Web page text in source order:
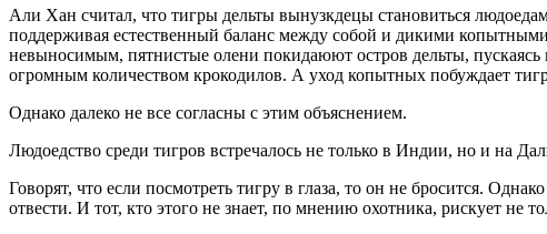
Али Хан считал, что тигры дельты вынузкдецы становиться
поддерживая естественный баланс между собой и дикими
невыносимым, пятнистые олени покидаюют остров дельты,
огромным количеством крокодилов. А уход копытных побуждает
Однако далеко не все согласны с этим объяснением.
Людоедство среди тигров встречалось не только в Индии, но и на
Говорят, что если посмотреть тигру в глаза, то он не бросится.
отвести. И тот, кто этого не знает, по мнению охотника, рискует не